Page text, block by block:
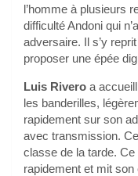
l’homme à plusieurs
difficulté Andoni qui
adversaire. Il s’y
proposer une épée
Luis Rivero a
les banderilles,
rapidement sur son
avec transmission.
classe de la tarde.
rapidement et mit